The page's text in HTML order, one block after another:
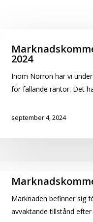
Marknadskommentar:
Augusti2024
Inom Norron har vi
för fallande räntor. Det
september 4, 2024
Marknadskommentar:
Marknaden befinner sig
avvaktande tillstånd